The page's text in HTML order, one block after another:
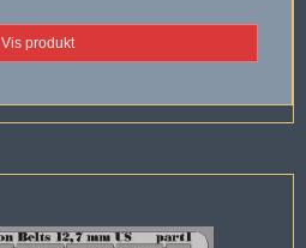
Vis produkt